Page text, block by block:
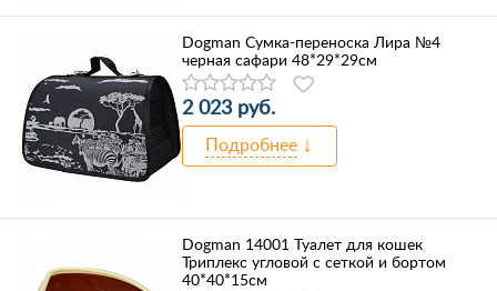
Dogman Сумка-переноска Лира №4
черная сафари 48*29*29см
2 023 руб.
Подробнее
Dogman 14001 Туалет для кошек
Триплекс угловой с сеткой и бортом
40*40*15см